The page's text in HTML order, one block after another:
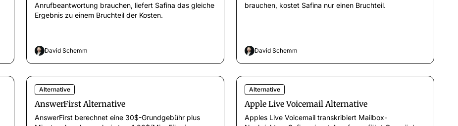
Anrufbeantwortung brauchen, liefert Safina das gleiche
Ergebnis zu einem Bruchteil der Kosten.
David Schemm
brauchen, kostet Safina nur einen Bruchteil.
David Schemm
Alternative
AnswerFirst Alternative
AnswerFirst berechnet eine 30$-Grundgebühr plus
Alternative
Apple Live Voicemail Alternative
Apples Live Voicemail transkribiert Mailbox-